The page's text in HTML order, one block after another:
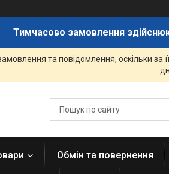
Тимчасово замовлення
та повідомлення, оскільки
Обмін та повернення